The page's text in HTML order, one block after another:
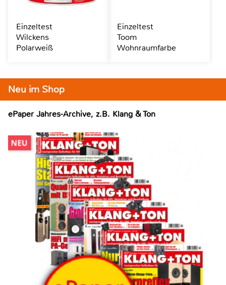
Neu im Shop
ePaper Jahres-Archive, z.B. Klang & Ton
Einzeltest
Wilckens
Polarweiß
Einzeltest
Toom
Wohnraumfarbe